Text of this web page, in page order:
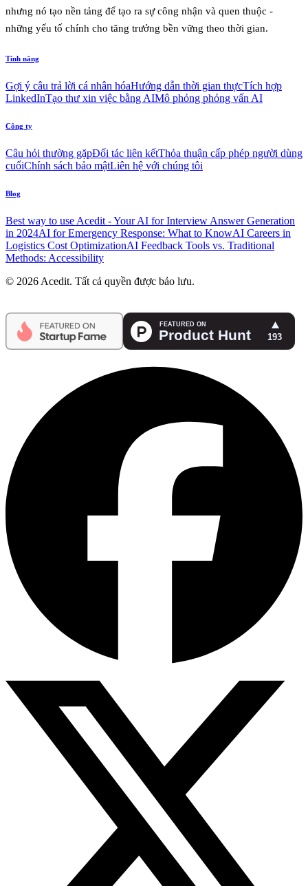
nhưng nó tạo nền tảng để tạo ra sự công nhận và quen thuộc -
những yếu tố chính cho tăng trưởng bền vững theo thời gian.
Tính năng
Gợi ý câu trả lời cá nhân hóaHướng dẫn thời gian thựcTích hợp
LinkedInTạo thư xin việc bằng AIMô phỏng phỏng vấn AI
Công ty
Câu hỏi thường gặpĐối tác liên kếtThỏa thuận cấp phép người dùng
cuốiChính sách bảo mậtLiên hệ với chúng tôi
Blog
Best way to use Acedit - Your AI for Interview Answer Generation
in 2024AI for Emergency Response: What to KnowAI Careers in
Logistics Cost OptimizationAI Feedback Tools vs. Traditional
Methods: Accessibility
© 2026 Acedit. Tất cả quyền được bảo lưu.